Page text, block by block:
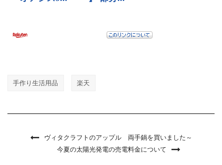
手作り生活用品 楽天
ヴィタクラフトのアップル 両手鍋を買いました～
今夏の太陽光発電の売電料金について